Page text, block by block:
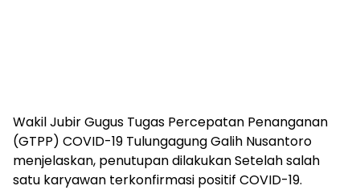
Wakil Jubir Gugus Tugas Percepatan Penanganan
(GTPP) COVID-19 Tulungagung Galih Nusantoro
menjelaskan, penutupan dilakukan Setelah salah
satu karyawan terkonfirmasi positif COVID-19.